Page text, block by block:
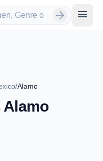
arrow_forward menu
/Alamo
Alamo